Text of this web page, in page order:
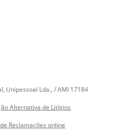
Unipessoal Lda., / AMI 17184
Alternativa de Litígios
Reclamações online